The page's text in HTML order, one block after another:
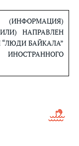
НАПРАВЛЕН
БАЙКАЛА”